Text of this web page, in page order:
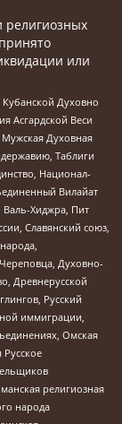
или
Духовно
Асгардской Веси
Духовная
Таблиги
Национал-
Вилайат
Валь-Хиджра, Пит
Славянский союз,
Духовно-
Древнерусской
Русский
иммиграции,
Омская
религиозная
народа